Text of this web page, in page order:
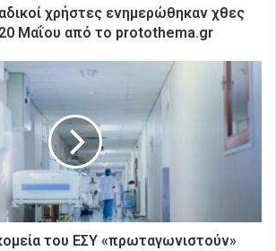
χρήστες ενημερώθηκαν χθες
Μαΐου από το protothema.gr
του ΕΣΥ «πρωταγωνιστούν»